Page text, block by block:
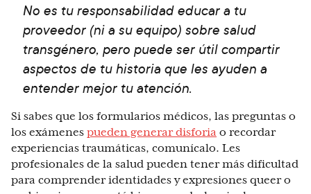
No es tu responsabilidad educar a tu
proveedor (ni a su equipo) sobre salud
transgénero, pero puede ser útil compartir
aspectos de tu historia que les ayuden a
entender mejor tu atención.
Si sabes que los formularios médicos, las preguntas o
los exámenes pueden generar disforia o recordar
experiencias traumáticas, comunícalo. Les
profesionales de la salud pueden tener más dificultad
para comprender identidades y expresiones queer o